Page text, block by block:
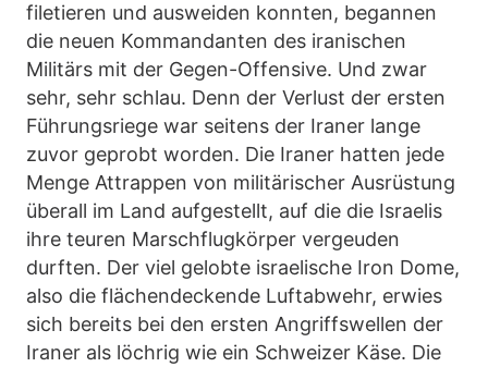
filetieren und ausweiden konnten, begannen
die neuen Kommandanten des iranischen
Militärs mit der Gegen-Offensive. Und zwar
sehr, sehr schlau. Denn der Verlust der ersten
Führungsriege war seitens der Iraner lange
zuvor geprobt worden. Die Iraner hatten jede
Menge Attrappen von militärischer Ausrüstung
überall im Land aufgestellt, auf die die Israelis
ihre teuren Marschflugkörper vergeuden
durften. Der viel gelobte israelische Iron Dome,
also die flächendeckende Luftabwehr, erwies
sich bereits bei den ersten Angriffswellen der
Iraner als löchrig wie ein Schweizer Käse. Die